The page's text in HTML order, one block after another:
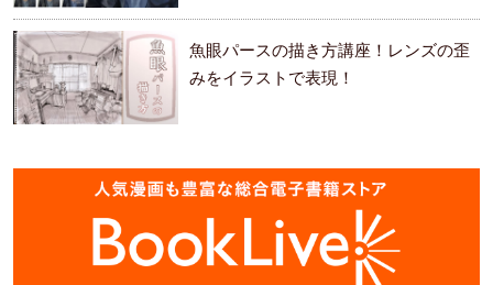
ます。
魚眼パースの描き方講座！レンズの歪
みをイラストで表現！